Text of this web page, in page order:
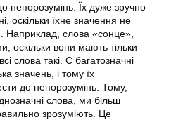
непорозумінь. Їх дуже зручно
оскільки їхне значення не
Наприклад, слова «сонце»,
оскільки вони мають тільки
слова такі. Є багатозначні
значень, і тому їх
до непорозумінь. Тому,
слова, ми більш
зрозуміють. Це